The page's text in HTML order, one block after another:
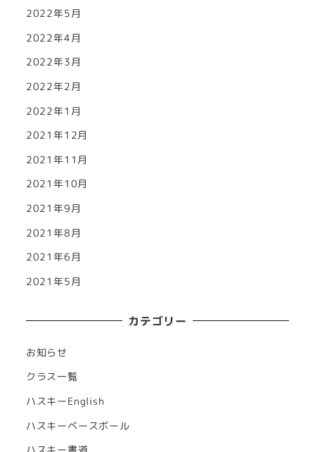
2022年5月
2022年4月
2022年3月
2022年2月
2022年1月
2021年12月
2021年11月
2021年10月
2021年9月
2021年8月
2021年6月
2021年5月
カテゴリー
お知らせ
クラス一覧
ハスキーEnglish
ハスキーベースボール